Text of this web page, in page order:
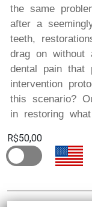
the same
after a
teeth,
drag on without
dental pain that
intervention
this scenario?
in restoring
R$50,00